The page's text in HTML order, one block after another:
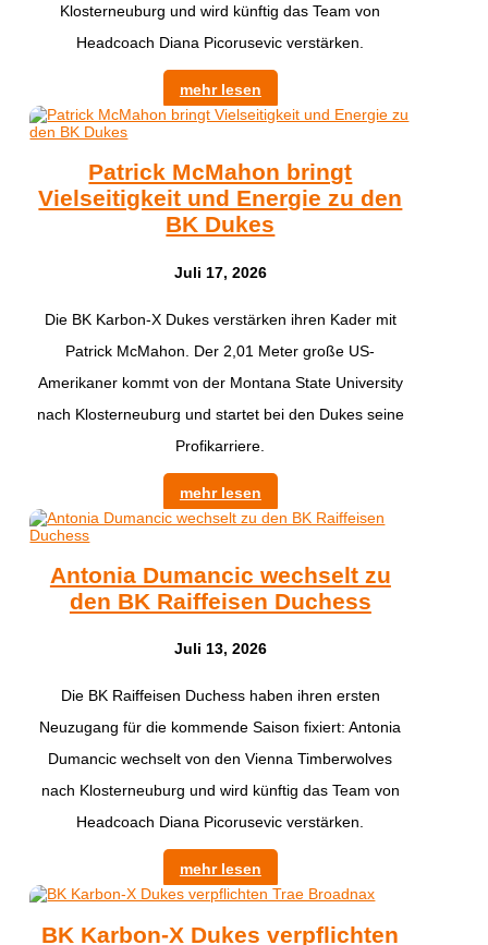
Klosterneuburg und wird künftig das Team von
Headcoach Diana Picorusevic verstärken.
mehr lesen
Patrick McMahon bringt
Vielseitigkeit und Energie zu den
BK Dukes
Juli 17, 2026
Die BK Karbon-X Dukes verstärken ihren Kader mit
Patrick McMahon. Der 2,01 Meter große US-
Amerikaner kommt von der Montana State University
nach Klosterneuburg und startet bei den Dukes seine
Profikarriere.
mehr lesen
Antonia Dumancic wechselt zu
den BK Raiffeisen Duchess
Juli 13, 2026
Die BK Raiffeisen Duchess haben ihren ersten
Neuzugang für die kommende Saison fixiert: Antonia
Dumancic wechselt von den Vienna Timberwolves
nach Klosterneuburg und wird künftig das Team von
Headcoach Diana Picorusevic verstärken.
mehr lesen
BK Karbon-X Dukes verpflichten